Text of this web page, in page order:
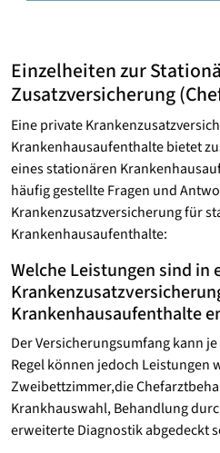
Einzelheiten zur
Zusatzversicherung
Eine private
Krankenhausaufenthalte bietet
eines stationären
häufig gestellte Fragen und
Krankenzusatzversicherung für
Krankenhausaufenthalte:
Welche Leistungen sind in
Krankenhausaufenthalte
Der Versicherungsumfang kann
Regel können jedoch Leistungen
Zweibettzimmer,die
Krankhauswahl, Behandlung
erweiterte Diagnostik abgedeckt